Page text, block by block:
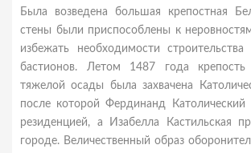
Была возведена большая крепостная
стены были приспособлены к
избежать необходимости
бастионов. Летом 1487 года крепость
тяжелой осады была захвачена
после которой Фердинанд Католический
резиденцией, а Изабелла Кастильская
городе. Величественный образ